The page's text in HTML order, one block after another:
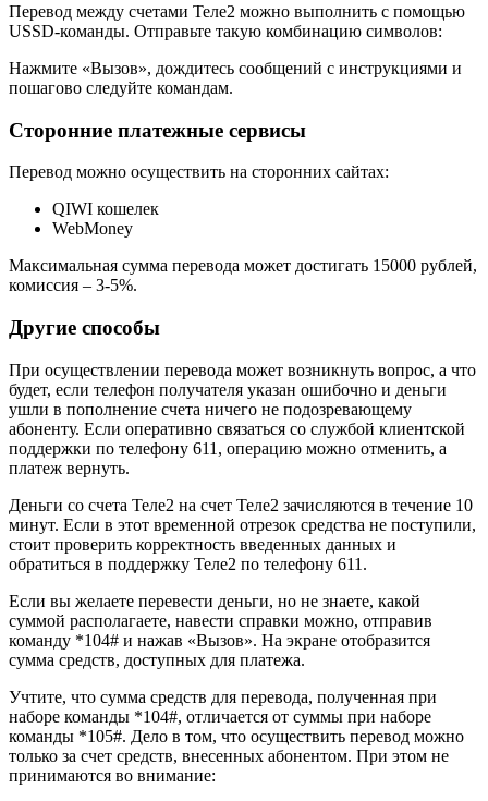
Перевод между счетами Теле2 можно выполнить с помощью
USSD-команды. Отправьте такую комбинацию символов:
Нажмите «Вызов», дождитесь сообщений с инструкциями и
пошагово следуйте командам.
Сторонние платежные сервисы
Перевод можно осуществить на сторонних сайтах:
QIWI кошелек
WebMoney
Максимальная сумма перевода может достигать 15000 рублей,
комиссия – 3-5%.
Другие способы
При осуществлении перевода может возникнуть вопрос, а что
будет, если телефон получателя указан ошибочно и деньги
ушли в пополнение счета ничего не подозревающему
абоненту. Если оперативно связаться со службой клиентской
поддержки по телефону 611, операцию можно отменить, а
платеж вернуть.
Деньги со счета Теле2 на счет Теле2 зачисляются в течение 10
минут. Если в этот временной отрезок средства не поступили,
стоит проверить корректность введенных данных и
обратиться в поддержку Теле2 по телефону 611.
Если вы желаете перевести деньги, но не знаете, какой
суммой располагаете, навести справки можно, отправив
команду *104# и нажав «Вызов». На экране отобразится
сумма средств, доступных для платежа.
Учтите, что сумма средств для перевода, полученная при
наборе команды *104#, отличается от суммы при наборе
команды *105#. Дело в том, что осуществить перевод можно
только за счет средств, внесенных абонентом. При этом не
принимаются во внимание: